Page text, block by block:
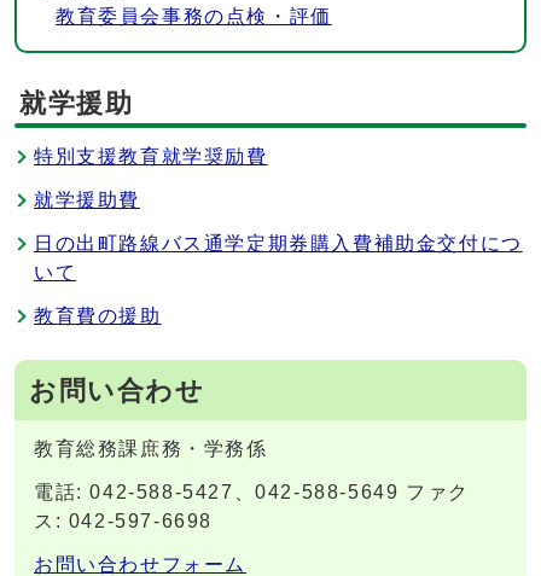
教育委員会事務の点検・評価
就学援助
特別支援教育就学奨励費
就学援助費
日の出町路線バス通学定期券購入費補助金交付につ
いて
教育費の援助
お問い合わせ
教育総務課庶務・学務係
電話: 042-588-5427、042-588-5649 ファク
ス: 042-597-6698
お問い合わせフォーム